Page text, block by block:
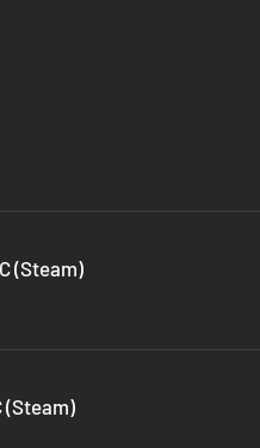
(Steam)
(Steam)